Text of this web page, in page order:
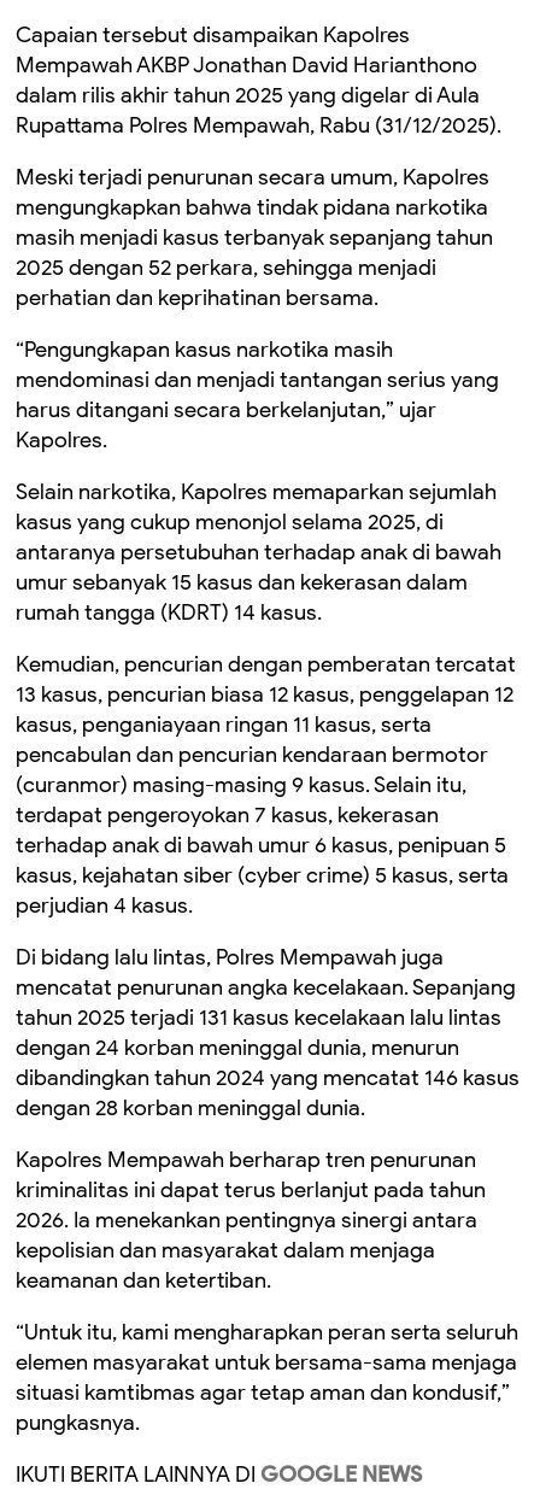
Capaian tersebut disampaikan Kapolres
Mempawah AKBP Jonathan David Harianthono
dalam rilis akhir tahun 2025 yang digelar di Aula
Rupattama Polres Mempawah, Rabu (31/12/2025).
Meski terjadi penurunan secara umum, Kapolres
mengungkapkan bahwa tindak pidana narkotika
masih menjadi kasus terbanyak sepanjang tahun
2025 dengan 52 perkara, sehingga menjadi
perhatian dan keprihatinan bersama.
“Pengungkapan kasus narkotika masih
mendominasi dan menjadi tantangan serius yang
harus ditangani secara berkelanjutan,” ujar
Kapolres.
Selain narkotika, Kapolres memaparkan sejumlah
kasus yang cukup menonjol selama 2025, di
antaranya persetubuhan terhadap anak di bawah
umur sebanyak 15 kasus dan kekerasan dalam
rumah tangga (KDRT) 14 kasus.
Kemudian, pencurian dengan pemberatan tercatat
13 kasus, pencurian biasa 12 kasus, penggelapan 12
kasus, penganiayaan ringan 11 kasus, serta
pencabulan dan pencurian kendaraan bermotor
(curanmor) masing-masing 9 kasus. Selain itu,
terdapat pengeroyokan 7 kasus, kekerasan
terhadap anak di bawah umur 6 kasus, penipuan 5
kasus, kejahatan siber (cyber crime) 5 kasus, serta
perjudian 4 kasus.
Di bidang lalu lintas, Polres Mempawah juga
mencatat penurunan angka kecelakaan. Sepanjang
tahun 2025 terjadi 131 kasus kecelakaan lalu lintas
dengan 24 korban meninggal dunia, menurun
dibandingkan tahun 2024 yang mencatat 146 kasus
dengan 28 korban meninggal dunia.
Kapolres Mempawah berharap tren penurunan
kriminalitas ini dapat terus berlanjut pada tahun
2026. Ia menekankan pentingnya sinergi antara
kepolisian dan masyarakat dalam menjaga
keamanan dan ketertiban.
“Untuk itu, kami mengharapkan peran serta seluruh
elemen masyarakat untuk bersama-sama menjaga
situasi kamtibmas agar tetap aman dan kondusif,”
pungkasnya.
IKUTI BERITA LAINNYA DI GOOGLE NEWS